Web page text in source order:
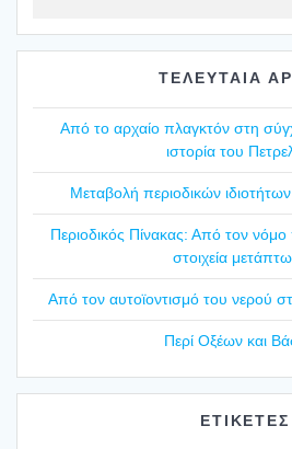
ΤΕΛΕΥΤΑΙΑ
Από το αρχαίο πλαγ­κτόν στη
ιστο­ρία του
Mετα­βο­λή περιο­δι­κών
Περιο­δι­κός Πίνα­κας: Από τον νόμο
στοι­χεία
Από τον αυτοϊ­ο­ντι­σμό του νερού
Περί Οξέ­ων και
ΕΤΙΚΕΤΕΣ